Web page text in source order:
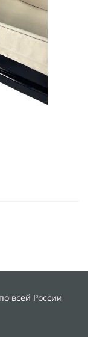
всей России